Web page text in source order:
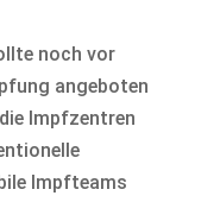
noch vor
angeboten
Impfzentren
Impfteams